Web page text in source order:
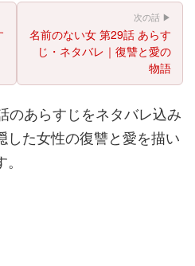
次の話 ▶
名前のない女 第29話 あらす
じ・ネタバレ｜復讐と愛の
物語
のあらすじをネタバレ込み
した女性の復讐と愛を描い